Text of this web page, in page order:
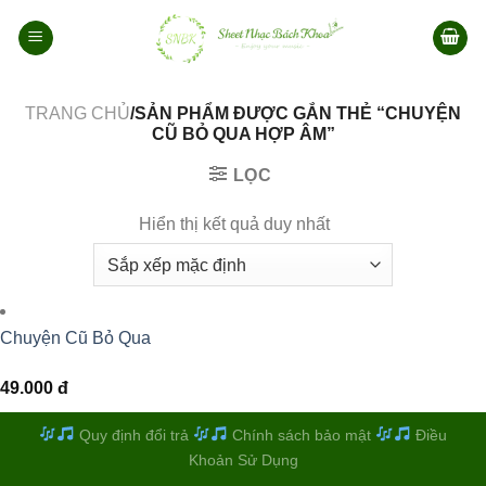
qua
TRANG CHỦ/SẢN PHẨM ĐƯỢC GẮN THẺ “CHUYỆN
CŨ BỎ QUA HỢP ÂM”
LỌC
Hiển thị kết quả duy nhất
Chuyện Cũ Bỏ Qua
49.000 đ
Quy định đổi trả Chính sách bảo mật
Điều
Khoản Sử Dụng